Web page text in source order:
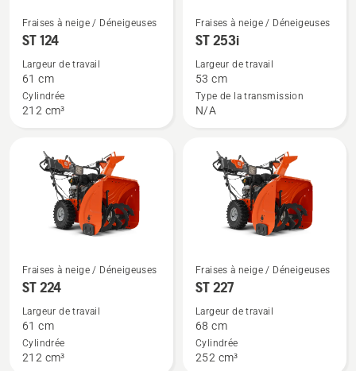
Voir
plus
détails
sur
ST 124
Fraises à neige / Déneigeuses
ST 124
Largeur de travail
61 cm
Cylindrée
212 cm³
Voir
plus
détails
sur
ST 253i
Fraises à neige / Déneigeuses
ST 253i
Largeur de travail
53 cm
Type de la transmission
N/A
Voir
plus
détails
sur
ST 224
Fraises à neige / Déneigeuses
ST 224
Largeur de travail
61 cm
Cylindrée
212 cm³
Voir
plus
détails
sur
ST 227
Fraises à neige / Déneigeuses
ST 227
Largeur de travail
68 cm
Cylindrée
252 cm³